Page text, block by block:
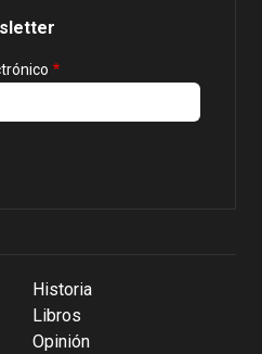
Historia
Libros
Opinión